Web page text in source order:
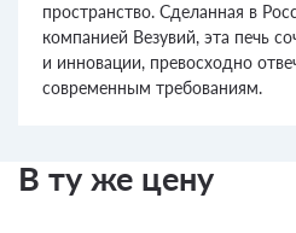
пространство. Сделанная в
компанией Везувий, эта печь
и инновации, превосходно
современным требованиям.
В ту же цену